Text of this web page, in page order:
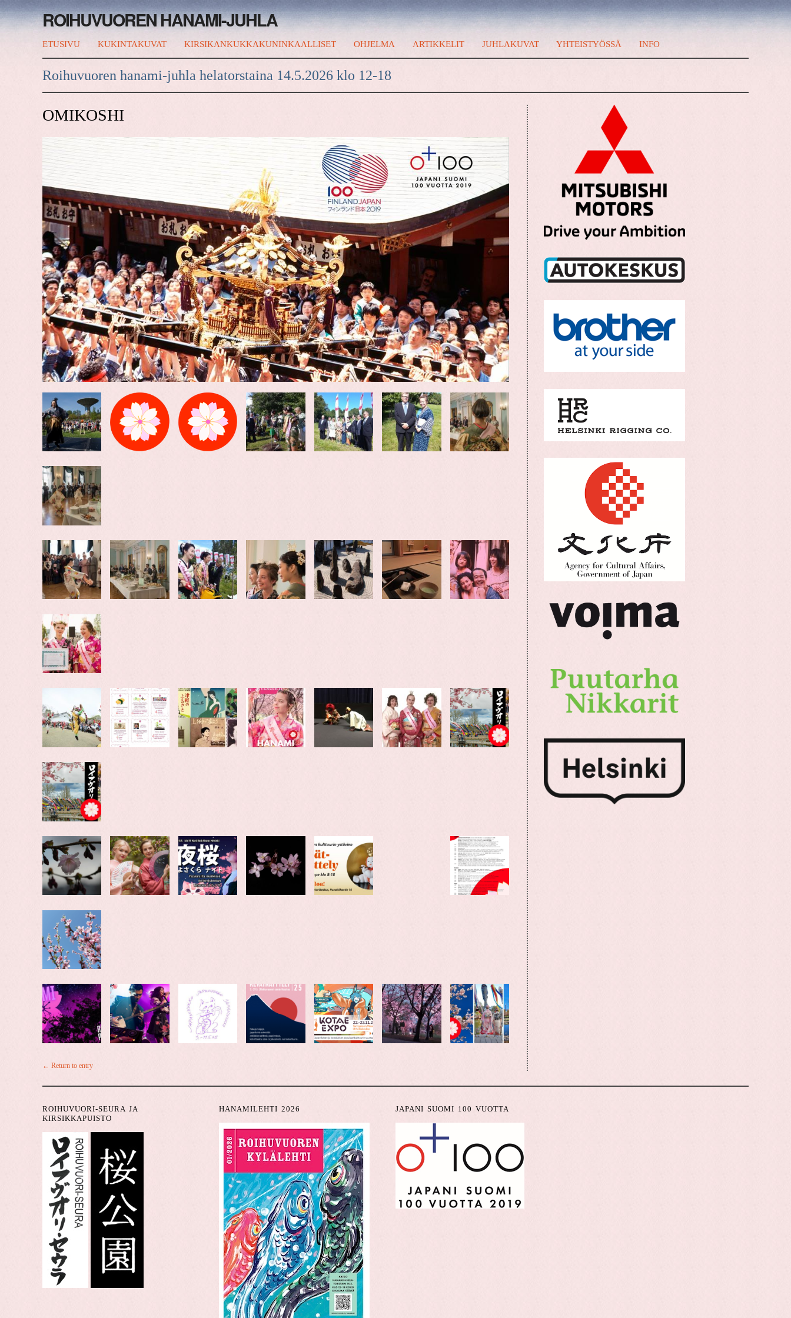
ROIHUVUOREN HANAMI-JUHLA
ETUSIVU KUKINTAKUVAT KIRSIKANKUKKAKUNINKAALLISET OHJELMA ARTIKKELIT JUHLAKUVAT YHTEISTYÖSSÄ INFO
Roihuvuoren hanami-juhla helatorstaina 14.5.2026 klo 12-18
OMIKOSHI
← Return to entry
ROIHUVUORI-SEURA JA
KIRSIKKAPUISTO
HANAMILEHTI 2026 JAPANI SUOMI 100 VUOTTA